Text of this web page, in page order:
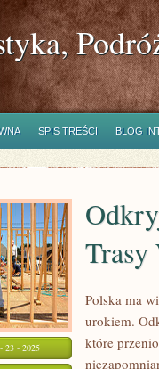
SPIS TREŚCI BLOG
23 - 2025
Trasy
Polska ma
urokiem.
które